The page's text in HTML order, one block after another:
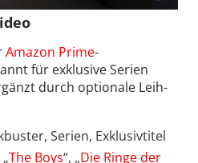
Amazon Prime-
für exklusive Serien
durch optionale Leih-
Serien, Exklusivtitel
„The Boys“, „Die Ringe der